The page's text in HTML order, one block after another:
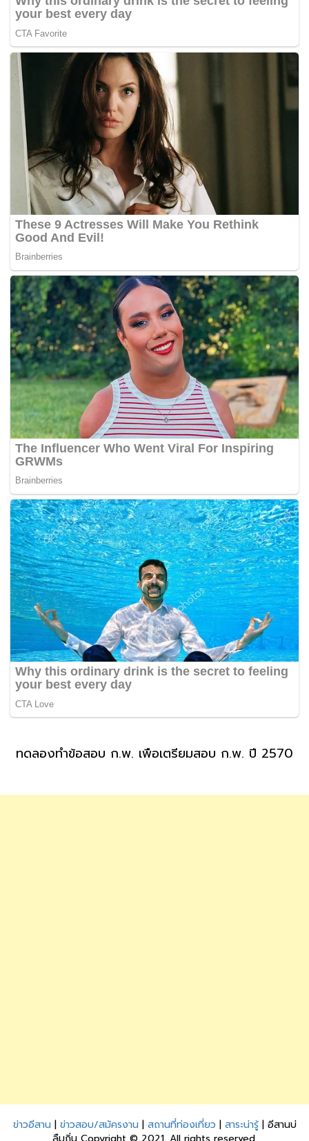
ทดลองทำข้อสอบ ก.พ. เพื่อเตรียมสอบ ก.พ. ปี 2570
ข่าวอีสาน | ข่าวสอบ/สมัครงาน | สถานที่ท่องเที่ยว | สาระน่ารู้| อีสานบ่